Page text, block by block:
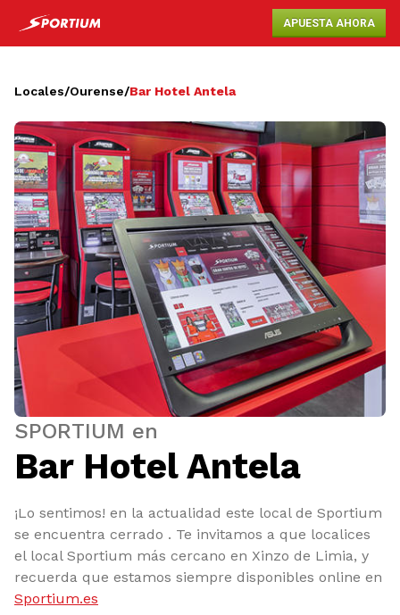
APUESTA AHORA
Locales/Ourense/Bar Hotel Antela
SPORTIUM en
Bar Hotel Antela
¡Lo sentimos! en la actualidad este local de Sportium
se encuentra cerrado . Te invitamos a que localices
el local Sportium más cercano en Xinzo de Limia, y
recuerda que estamos siempre disponibles online en
Sportium.es